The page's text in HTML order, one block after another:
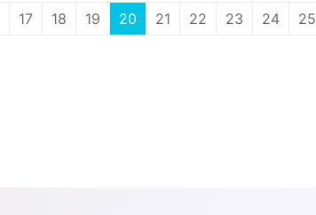
17 18 19 20 21 22 23 24 25